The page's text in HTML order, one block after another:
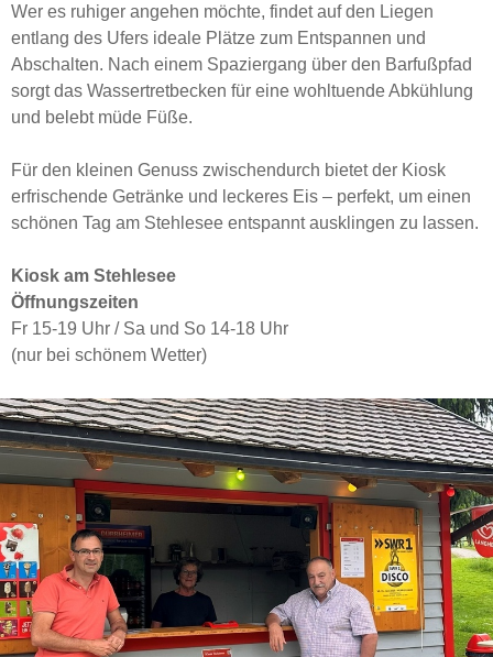
Wer es ruhiger angehen möchte, findet auf den Liegen
entlang des Ufers ideale Plätze zum Entspannen und
Abschalten. Nach einem Spaziergang über den Barfußpfad
sorgt das Wassertretbecken für eine wohltuende Abkühlung
und belebt müde Füße.
Für den kleinen Genuss zwischendurch bietet der Kiosk
erfrischende Getränke und leckeres Eis – perfekt, um einen
schönen Tag am Stehlesee entspannt ausklingen zu lassen.
Kiosk am Stehlesee
Öffnungszeiten
Fr 15-19 Uhr / Sa und So 14-18 Uhr
(nur bei schönem Wetter)